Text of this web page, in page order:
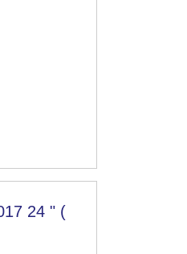
24 " (